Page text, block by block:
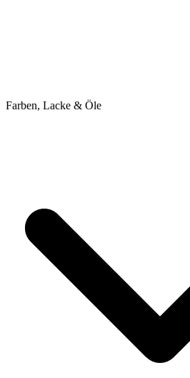
Farben, Lacke & Öle